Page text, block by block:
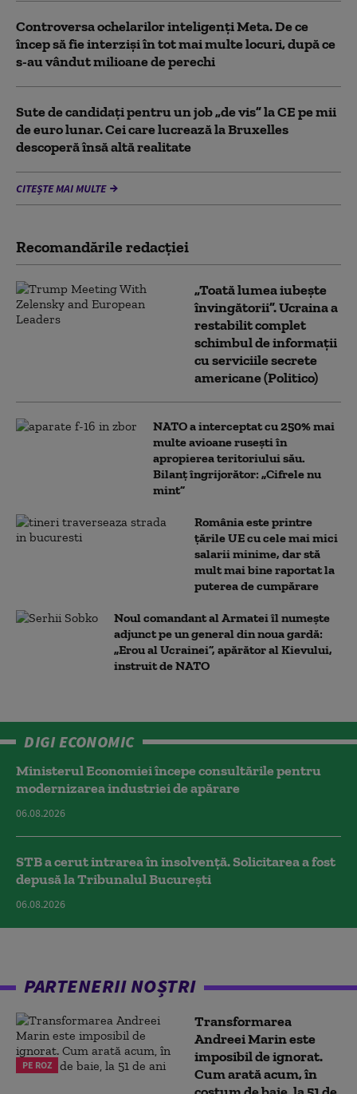
Controversa ochelarilor inteligenți Meta. De ce
încep să fie interziși în tot mai multe locuri, după ce
s-au vândut milioane de perechi
Sute de candidați pentru un job „de vis” la CE pe mii
de euro lunar. Cei care lucrează la Bruxelles
descoperă însă altă realitate
CITEȘTE MAI MULTE
Recomandările redacţiei
„Toată lumea iubește
învingătorii”. Ucraina a
restabilit complet
schimbul de informații
cu serviciile secrete
americane (Politico)
NATO a interceptat cu 250% mai
multe avioane rusești în
apropierea teritoriului său.
Bilanț îngrijorător: „Cifrele nu
mint”
România este printre
țările UE cu cele mai mici
salarii minime, dar stă
mult mai bine raportat la
puterea de cumpărare
Noul comandant al Armatei îl numește
adjunct pe un general din noua gardă:
„Erou al Ucrainei”, apărător al Kievului,
instruit de NATO
DIGI ECONOMIC
Ministerul Economiei începe consultările pentru
modernizarea industriei de apărare
06.08.2026
STB a cerut intrarea în insolvență. Solicitarea a fost
depusă la Tribunalul București
06.08.2026
PARTENERII NOȘTRI
PE ROZ
Transformarea
Andreei Marin este
imposibil de ignorat.
Cum arată acum, în